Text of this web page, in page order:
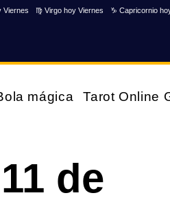
Viernes ♍ Virgo hoy Viernes ♑ Capricornio
mágica Tarot Online
de